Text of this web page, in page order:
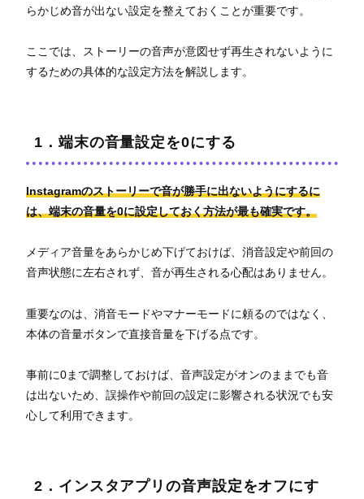
らかじめ音が出ない設定を整えておくことが重要です。
ここでは、ストーリーの音声が意図せず再生されないように
するための具体的な設定方法を解説します。
1．端末の音量設定を0にする
Instagramのストーリーで音が勝手に出ないようにするに
は、端末の音量を0に設定しておく方法が最も確実です。
メディア音量をあらかじめ下げておけば、消音設定や前回の
音声状態に左右されず、音が再生される心配はありません。
重要なのは、消音モードやマナーモードに頼るのではなく、
本体の音量ボタンで直接音量を下げる点です。
事前に0まで調整しておけば、音声設定がオンのままでも音
は出ないため、誤操作や前回の設定に影響される状況でも安
心して利用できます。
2．インスタアプリの音声設定をオフにす